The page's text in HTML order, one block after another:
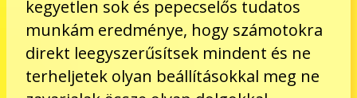
kegyetlen sok és pepecselős tudatos
munkám eredménye, hogy számotokra
direkt leegyszerűsítsek mindent és ne
terheljetek olyan beállításokkal meg ne